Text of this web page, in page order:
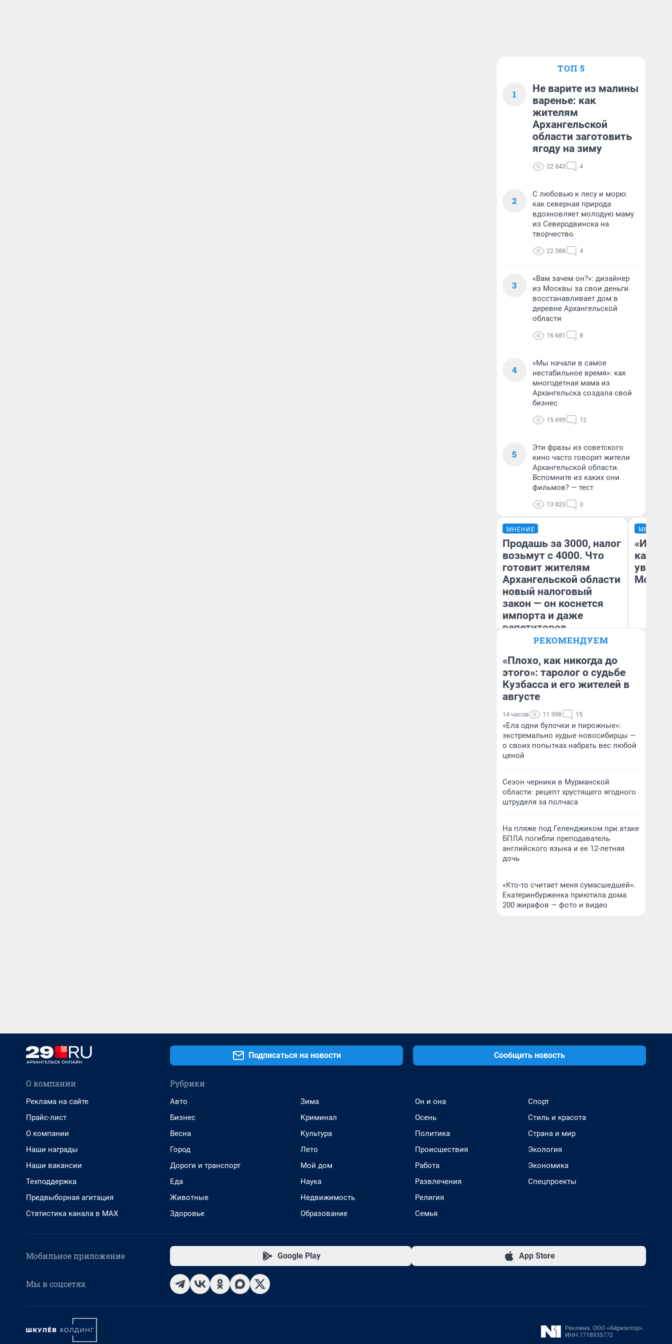
ТОП 5
1
Не варите из малины
варенье: как
жителям
Архангельской
области заготовить
ягоду на зиму
22 843 4
2
С любовью к лесу и морю:
как северная природа
вдохновляет молодую маму
из Северодвинска на
творчество
22 388 4
3
«Вам зачем он?»: дизайнер
из Москвы за свои деньги
восстанавливает дом в
деревне Архангельской
области
16 681 8
4
«Мы начали в самое
нестабильное время»: как
многодетная мама из
Архангельска создала свой
бизнес
15 699 12
5
Эти фразы из советского
кино часто говорят жители
Архангельской области.
Вспомните из каких они
фильмов? — тест
13 823 3
МНЕНИЕ
Продашь за 3000, налог
возьмут с 4000. Что
готовит жителям
Архангельской области
новый налоговый
закон — он коснется
импорта и даже
репетиторов
Анастасия Завгородняя
МНЕНИЕ
каким
РЕКОМЕНДУЕМ
«Плохо, как никогда до
этого»: таролог о судьбе
Кузбасса и его жителей в
августе
14 часов 11 398 15
«Ела одни булочки и пирожные»:
экстремально худые новосибирцы —
о своих попытках набрать вес любой
ценой
Сезон черники в Мурманской
области: рецепт хрустящего ягодного
штруделя за полчаса
На пляже под Геленджиком при атаке
БПЛА погибли преподаватель
английского языка и ее 12-летняя
дочь
«Кто-то считает меня сумасшедшей».
Екатеринбурженка приютила дома
200 жирафов — фото и видео
Подписаться на новости Сообщить новость
О компании
Реклама на сайте
Прайс-лист
О компании
Наши награды
Наши вакансии
Техподдержка
Предвыборная агитация
Статистика канала в MAX
Рубрики
Авто
Бизнес
Весна
Город
Дороги и транспорт
Еда
Животные
Здоровье
Зима
Криминал
Культура
Лето
Мой дом
Наука
Недвижимость
Образование
Он и она
Осень
Политика
Происшествия
Работа
Развлечения
Религия
Семья
Спорт
Стиль и красота
Страна и мир
Экология
Экономика
Спецпроекты
Мобильное приложение Google Play App Store
Мы в соцсетях